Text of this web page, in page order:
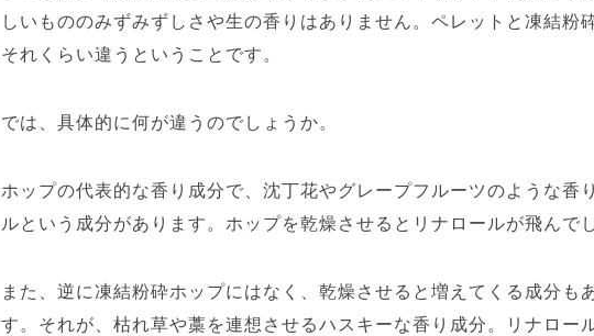
しいもののみずみずしさや生の香りはありません。ペレットと凍結粉
それくらい違うということです。
では、具体的に何が違うのでしょうか。
ホップの代表的な香り成分で、沈丁花やグレープフルーツのような香
ルという成分があります。ホップを乾燥させるとリナロールが飛んで
また、逆に凍結粉砕ホップにはなく、乾燥させると増えてくる成分も
す。それが、枯れ草や藁を連想させるハスキーな香り成分。リナロー